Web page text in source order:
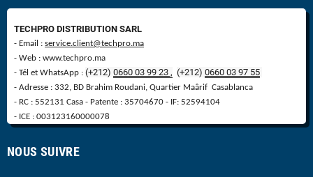
TECHPRO DISTRIBUTION SARL
- Email : service.client@techpro.ma
- Web : www.techpro.ma
- Tél et WhatsApp : (+212) 0660 03 99 23 , (+212) 0660 03 97 55
- Adresse : 332, BD Brahim Roudani, Quartier Maârif Casablanca
- RC : 552131 Casa - Patente : 35704670 - IF: 52594104
- ICE : 003123160000078
NOUS SUIVRE